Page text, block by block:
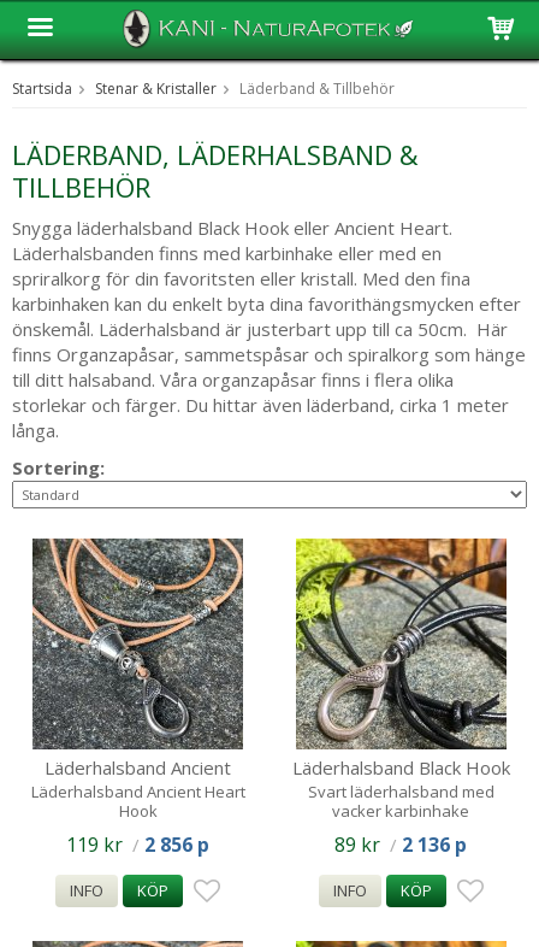
Startsida Stenar & Kristaller Läderband & Tillbehör
LÄDERBAND, LÄDERHALSBAND &
TILLBEHÖR
Snygga läderhalsband Black Hook eller Ancient Heart.
Läderhalsbanden finns med karbinhake eller med en
spriralkorg för din favoritsten eller kristall. Med den fina
karbinhaken kan du enkelt byta dina favorithängsmycken efter
önskemål. Läderhalsband är justerbart upp till ca 50cm. Här
finns Organzapåsar, sammetspåsar och spiralkorg som hänge
till ditt halsaband. Våra organzapåsar finns i flera olika
storlekar och färger. Du hittar även läderband, cirka 1 meter
långa.
Sortering:
Läderhalsband Ancient
Heart Hook
Läderhalsband Ancient Heart
Hook
119 kr / 2 856 p
INFO KÖP
Läderhalsband Black Hook
Svart läderhalsband med
vacker karbinhake
89 kr / 2 136 p
INFO KÖP